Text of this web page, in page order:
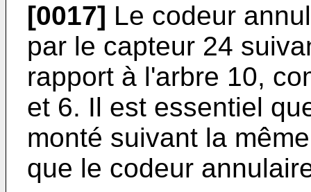
[0017] Le codeur
par le capteur 24
rapport à l'arbre 10,
et 6. Il est essentiel
monté suivant la
que le codeur